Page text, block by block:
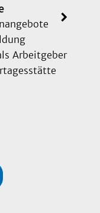
Arbeitgeber